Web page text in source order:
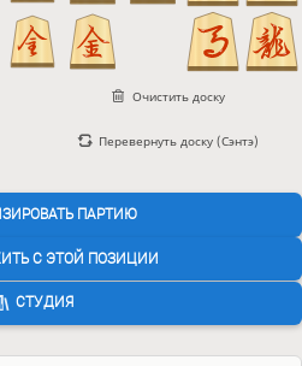
Очистить доску
Перевернуть доску (Сэнтэ)
ПАРТИЮ
С ЭТОЙ ПОЗИЦИИ
СТУДИЯ